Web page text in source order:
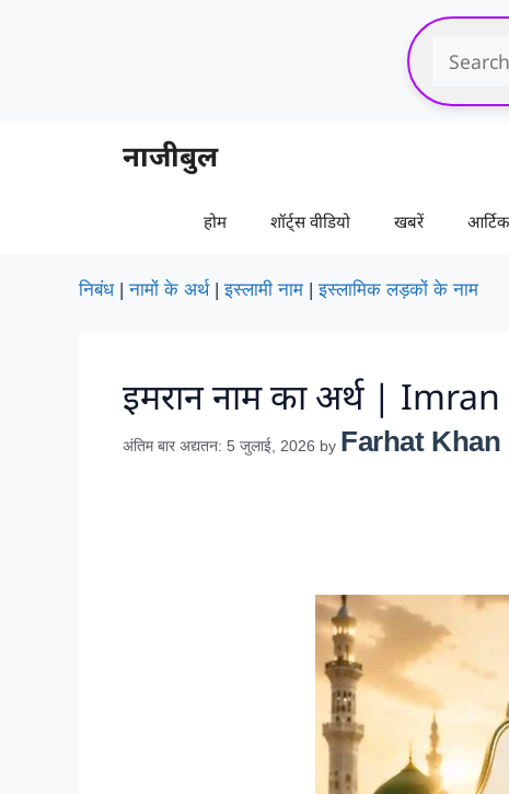
नाजीबुल
होम शॉर्ट्स वीडियो खबरें
निबंध|नामों के अर्थ|इस्लामी नाम |इस्लामिक लड़कों के नाम
इमरान नाम का अर्थ |
अंतिम बार अद्यतन: 5 जुलाई, 2026 by Farhat Khan